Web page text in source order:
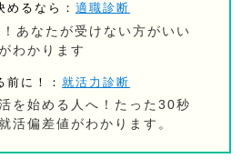
めるなら：適職診断
あなたが受けない方がいい
わかります
前に！：就活力診断
を始める人へ！たった30秒
活偏差値がわかります。